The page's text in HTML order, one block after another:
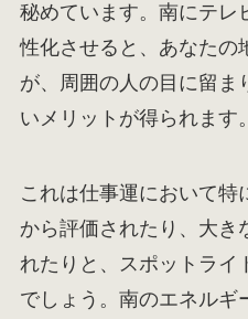
秘めています。南にテレ
性化させると、あなたの
が、周囲の人の目に留ま
いメリットが得られます。
これは仕事運において特
から評価されたり、大き
れたりと、スポットライ
でしょう。南のエネルギ